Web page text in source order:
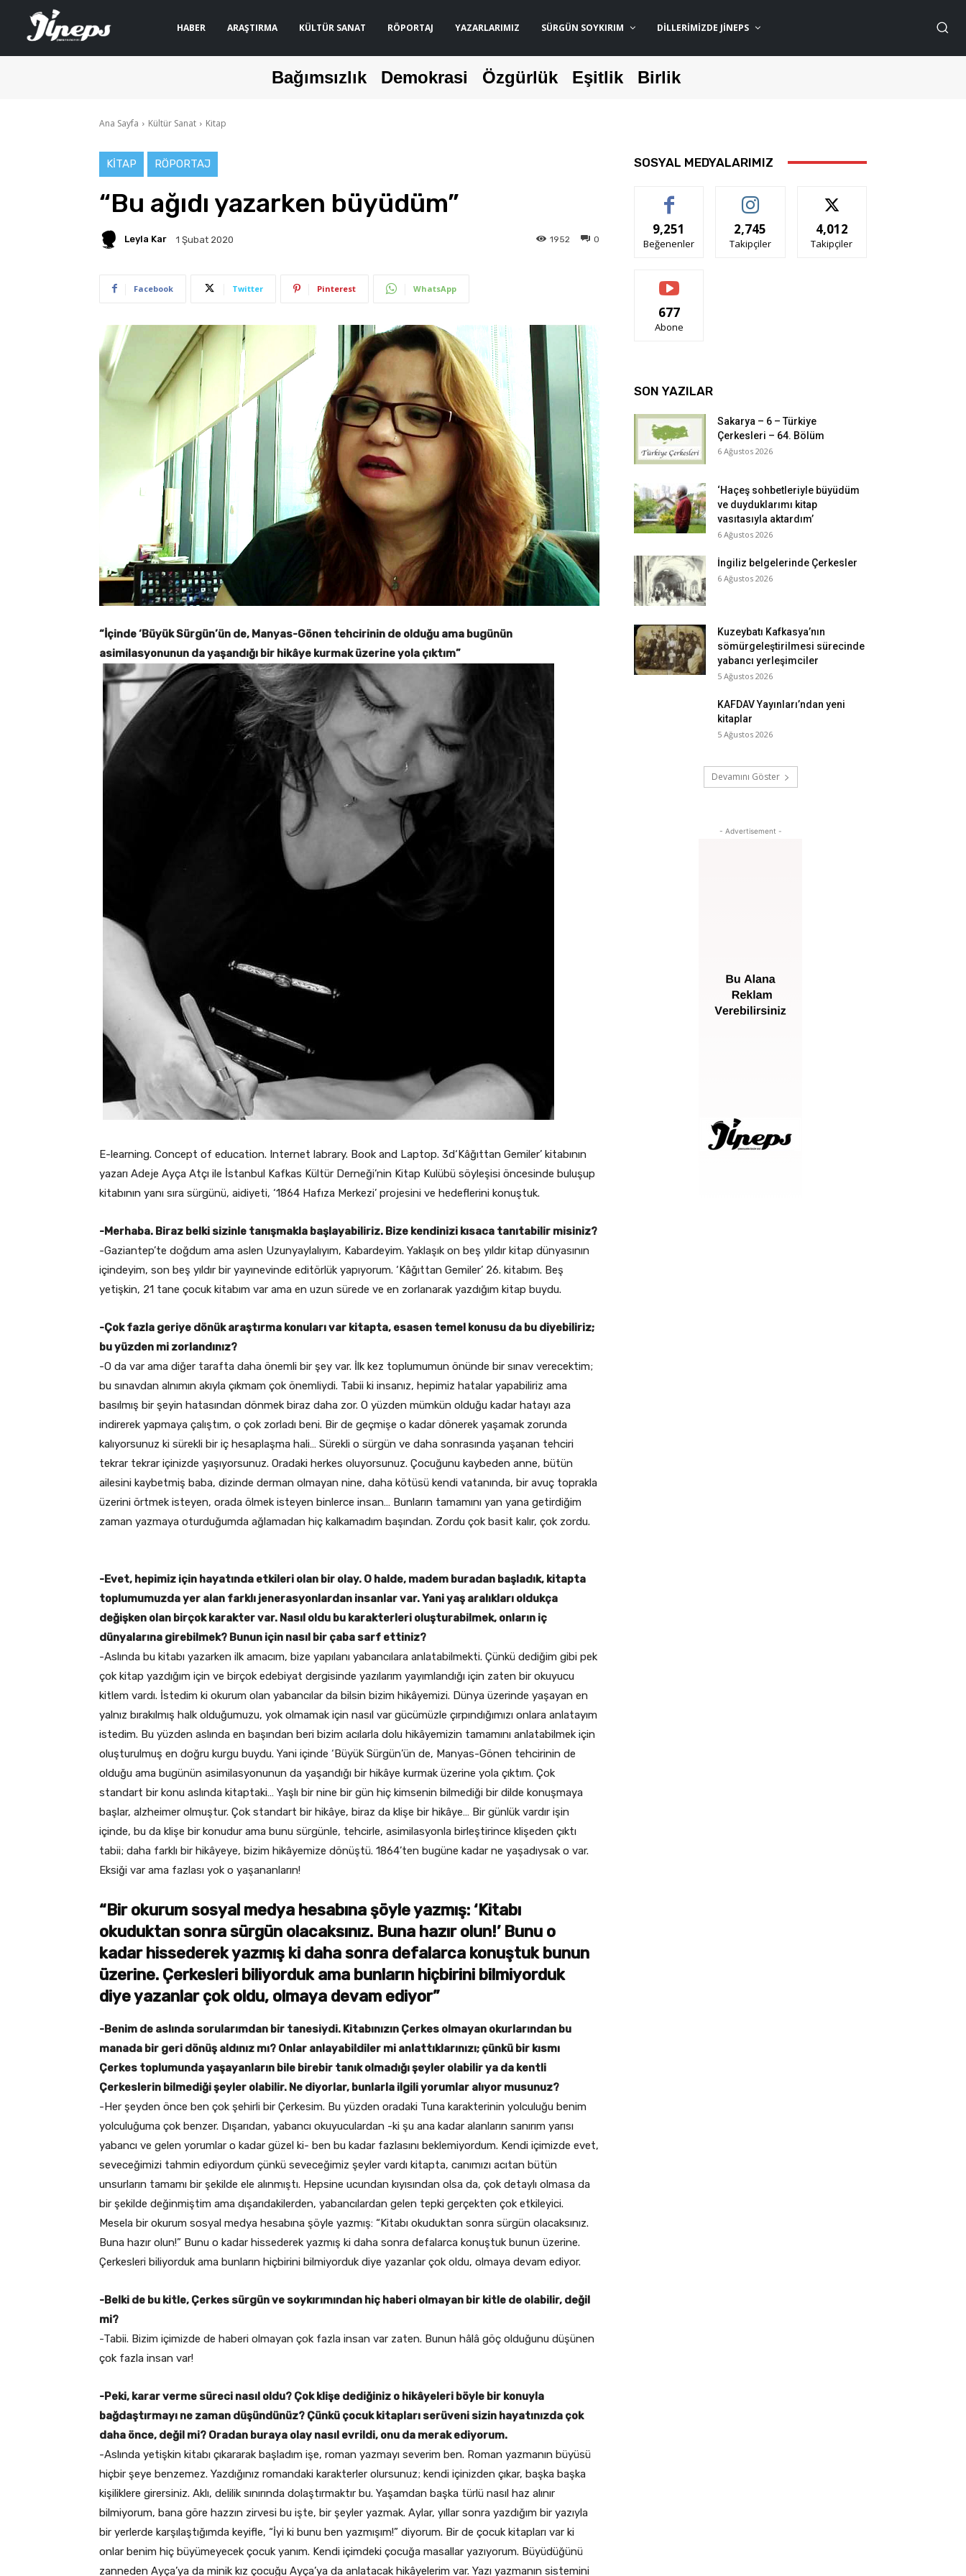
HABER ARAŞTIRMA KÜLTÜR SANAT RÖPORTAJ YAZARLARIMIZ SÜRGÜN SOYKIRIM DILLERIMIZDE JİNEPS
Bağımsızlık Demokrasi Özgürlük Eşitlik Birlik
Ana Sayfa Kültür Sanat Kitap
KITAP RÖPORTAJ
“Bu ağıdı yazarken büyüdüm”
Leyla Kar 1 Şubat 2020 0
1952
Facebook Twitter Pinterest WhatsApp
“İçinde ‘Büyük Sürgün’ün de, Manyas-Gönen tehcirinin de olduğu ama bugünün
asimilasyonunun da yaşandığı bir hikâye kurmak üzerine yola çıktım”
E-learning. Concept of education. Internet labrary. Book and Laptop. 3d‘Kâğıttan Gemiler’ kitabının
yazarı Adeje Ayça Atçı ile İstanbul Kafkas Kültür Derneği’nin Kitap Kulübü söyleşisi öncesinde buluşup
kitabının yanı sıra sürgünü, aidiyeti, ‘1864 Hafıza Merkezi’ projesini ve hedeflerini konuştuk.
-Merhaba. Biraz belki sizinle tanışmakla başlayabiliriz. Bize kendinizi kısaca tanıtabilir misiniz?
-Gaziantep’te doğdum ama aslen Uzunyaylalıyım, Kabardeyim. Yaklaşık on beş yıldır kitap dünyasının
içindeyim, son beş yıldır bir yayınevinde editörlük yapıyorum. ‘Kâğıttan Gemiler’ 26. kitabım. Beş
yetişkin, 21 tane çocuk kitabım var ama en uzun sürede ve en zorlanarak yazdığım kitap buydu.
-Çok fazla geriye dönük araştırma konuları var kitapta, esasen temel konusu da bu diyebiliriz;
bu yüzden mi zorlandınız?
-O da var ama diğer tarafta daha önemli bir şey var. İlk kez toplumumun önünde bir sınav verecektim;
bu sınavdan alnımın akıyla çıkmam çok önemliydi. Tabii ki insanız, hepimiz hatalar yapabiliriz ama
basılmış bir şeyin hatasından dönmek biraz daha zor. O yüzden mümkün olduğu kadar hatayı aza
indirerek yapmaya çalıştım, o çok zorladı beni. Bir de geçmişe o kadar dönerek yaşamak zorunda
kalıyorsunuz ki sürekli bir iç hesaplaşma hali… Sürekli o sürgün ve daha sonrasında yaşanan tehciri
tekrar tekrar içinizde yaşıyorsunuz. Oradaki herkes oluyorsunuz. Çocuğunu kaybeden anne, bütün
ailesini kaybetmiş baba, dizinde derman olmayan nine, daha kötüsü kendi vatanında, bir avuç toprakla
üzerini örtmek isteyen, orada ölmek isteyen binlerce insan… Bunların tamamını yan yana getirdiğim
zaman yazmaya oturduğumda ağlamadan hiç kalkamadım başından. Zordu çok basit kalır, çok zordu.
-Evet, hepimiz için hayatında etkileri olan bir olay. O halde, madem buradan başladık, kitapta
toplumumuzda yer alan farklı jenerasyonlardan insanlar var. Yani yaş aralıkları oldukça
değişken olan birçok karakter var. Nasıl oldu bu karakterleri oluşturabilmek, onların iç
dünyalarına girebilmek? Bunun için nasıl bir çaba sarf ettiniz?
-Aslında bu kitabı yazarken ilk amacım, bize yapılanı yabancılara anlatabilmekti. Çünkü dediğim gibi pek
çok kitap yazdığım için ve birçok edebiyat dergisinde yazılarım yayımlandığı için zaten bir okuyucu
kitlem vardı. İstedim ki okurum olan yabancılar da bilsin bizim hikâyemizi. Dünya üzerinde yaşayan en
yalnız bırakılmış halk olduğumuzu, yok olmamak için nasıl var gücümüzle çırpındığımızı onlara anlatayım
istedim. Bu yüzden aslında en başından beri bizim acılarla dolu hikâyemizin tamamını anlatabilmek için
oluşturulmuş en doğru kurgu buydu. Yani içinde ‘Büyük Sürgün’ün de, Manyas-Gönen tehcirinin de
olduğu ama bugünün asimilasyonunun da yaşandığı bir hikâye kurmak üzerine yola çıktım. Çok
standart bir konu aslında kitaptaki… Yaşlı bir nine bir gün hiç kimsenin bilmediği bir dilde konuşmaya
başlar, alzheimer olmuştur. Çok standart bir hikâye, biraz da klişe bir hikâye… Bir günlük vardır işin
içinde, bu da klişe bir konudur ama bunu sürgünle, tehcirle, asimilasyonla birleştirince klişeden çıktı
tabii; daha farklı bir hikâyeye, bizim hikâyemize dönüştü. 1864’ten bugüne kadar ne yaşadıysak o var.
Eksiği var ama fazlası yok o yaşananların!
“Bir okurum sosyal medya hesabına şöyle yazmış: ‘Kitabı
okuduktan sonra sürgün olacaksınız. Buna hazır olun!’ Bunu o
kadar hissederek yazmış ki daha sonra defalarca konuştuk bunun
üzerine. Çerkesleri biliyorduk ama bunların hiçbirini bilmiyorduk
diye yazanlar çok oldu, olmaya devam ediyor”
-Benim de aslında sorularımdan bir tanesiydi. Kitabınızın Çerkes olmayan okurlarından bu
manada bir geri dönüş aldınız mı? Onlar anlayabildiler mi anlattıklarınızı; çünkü bir kısmı
Çerkes toplumunda yaşayanların bile birebir tanık olmadığı şeyler olabilir ya da kentli
Çerkeslerin bilmediği şeyler olabilir. Ne diyorlar, bunlarla ilgili yorumlar alıyor musunuz?
-Her şeyden önce ben çok şehirli bir Çerkesim. Bu yüzden oradaki Tuna karakterinin yolculuğu benim
yolculuğuma çok benzer. Dışarıdan, yabancı okuyuculardan -ki şu ana kadar alanların sanırım yarısı
yabancı ve gelen yorumlar o kadar güzel ki- ben bu kadar fazlasını beklemiyordum. Kendi içimizde evet,
seveceğimizi tahmin ediyordum çünkü seveceğimiz şeyler vardı kitapta, canımızı acıtan bütün
unsurların tamamı bir şekilde ele alınmıştı. Hepsine ucundan kıyısından olsa da, çok detaylı olmasa da
bir şekilde değinmiştim ama dışarıdakilerden, yabancılardan gelen tepki gerçekten çok etkileyici.
Mesela bir okurum sosyal medya hesabına şöyle yazmış: “Kitabı okuduktan sonra sürgün olacaksınız.
Buna hazır olun!” Bunu o kadar hissederek yazmış ki daha sonra defalarca konuştuk bunun üzerine.
Çerkesleri biliyorduk ama bunların hiçbirini bilmiyorduk diye yazanlar çok oldu, olmaya devam ediyor.
-Belki de bu kitle, Çerkes sürgün ve soykırımından hiç haberi olmayan bir kitle de olabilir, değil
mi?
-Tabii. Bizim içimizde de haberi olmayan çok fazla insan var zaten. Bunun hâlâ göç olduğunu düşünen
çok fazla insan var!
-Peki, karar verme süreci nasıl oldu? Çok klişe dediğiniz o hikâyeleri böyle bir konuyla
bağdaştırmayı ne zaman düşündünüz? Çünkü çocuk kitapları serüveni sizin hayatınızda çok
daha önce, değil mi? Oradan buraya olay nasıl evrildi, onu da merak ediyorum.
-Aslında yetişkin kitabı çıkararak başladım işe, roman yazmayı severim ben. Roman yazmanın büyüsü
hiçbir şeye benzemez. Yazdığınız romandaki karakterler olursunuz; kendi içinizden çıkar, başka başka
kişiliklere girersiniz. Aklı, delilik sınırında dolaştırmaktır bu. Yaşamdan başka türlü nasıl haz alınır
bilmiyorum, bana göre hazzın zirvesi bu işte, bir şeyler yazmak. Aylar, yıllar sonra yazdığım bir yazıyla
bir yerlerde karşılaştığımda keyifle, “İyi ki bunu ben yazmışım!” diyorum. Bir de çocuk kitapları var ki
onlar benim hiç büyümeyecek çocuk yanım. Kendi içimdeki çocuğa masallar yazıyorum. Büyüdüğünü
zanneden Ayça’ya da minik kız çocuğu Ayça’ya da anlatacak hikâyelerim var. Yazı yazmanın sistemini
SOSYAL MEDYALARIMIZ
9,251
Beğenenler
2,745
Takipçiler
4,012
Takipçiler
677
Abone
SON YAZILAR
Sakarya – 6 – Türkiye
Çerkesleri – 64. Bölüm
6 Ağustos 2026
‘Haçeş sohbetleriyle büyüdüm
ve duyduklarımı kitap
vasıtasıyla aktardım’
6 Ağustos 2026
İngiliz belgelerinde Çerkesler
6 Ağustos 2026
Kuzeybatı Kafkasya’nın
sömürgeleştirilmesi sürecinde
yabancı yerleşimciler
5 Ağustos 2026
KAFDAV Yayınları’ndan yeni
kitaplar
5 Ağustos 2026
Devamını Göster
- Advertisement -